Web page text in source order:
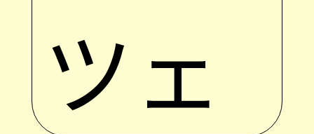
ツェ